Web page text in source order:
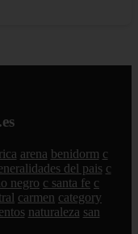
arena benidorm c
del pais c
negro c santa fe c
carmen category
naturaleza san